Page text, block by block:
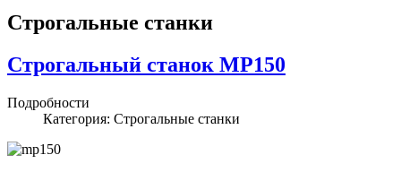
Строгальные станки
Строгальный станок MP150
Подробности
Категория: Строгальные станки